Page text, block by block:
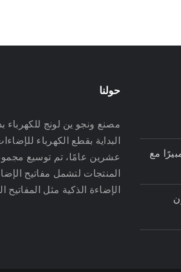
حولنا
مصنع ونجو ين لونج للكهرباء
البداية بقطع الكهرباء
عشرين عامًا، تم توسيع
المنتجات لتشمل مفاتيح
الإضاءة الذكية مثل المفاتيح
إضافة مأخذ بقدرة 13 أمبيرًا مع